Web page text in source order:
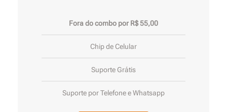
Fora do combo por R$ 55,00
Chip de Celular
Suporte Grátis
Suporte por Telefone e Whatsapp